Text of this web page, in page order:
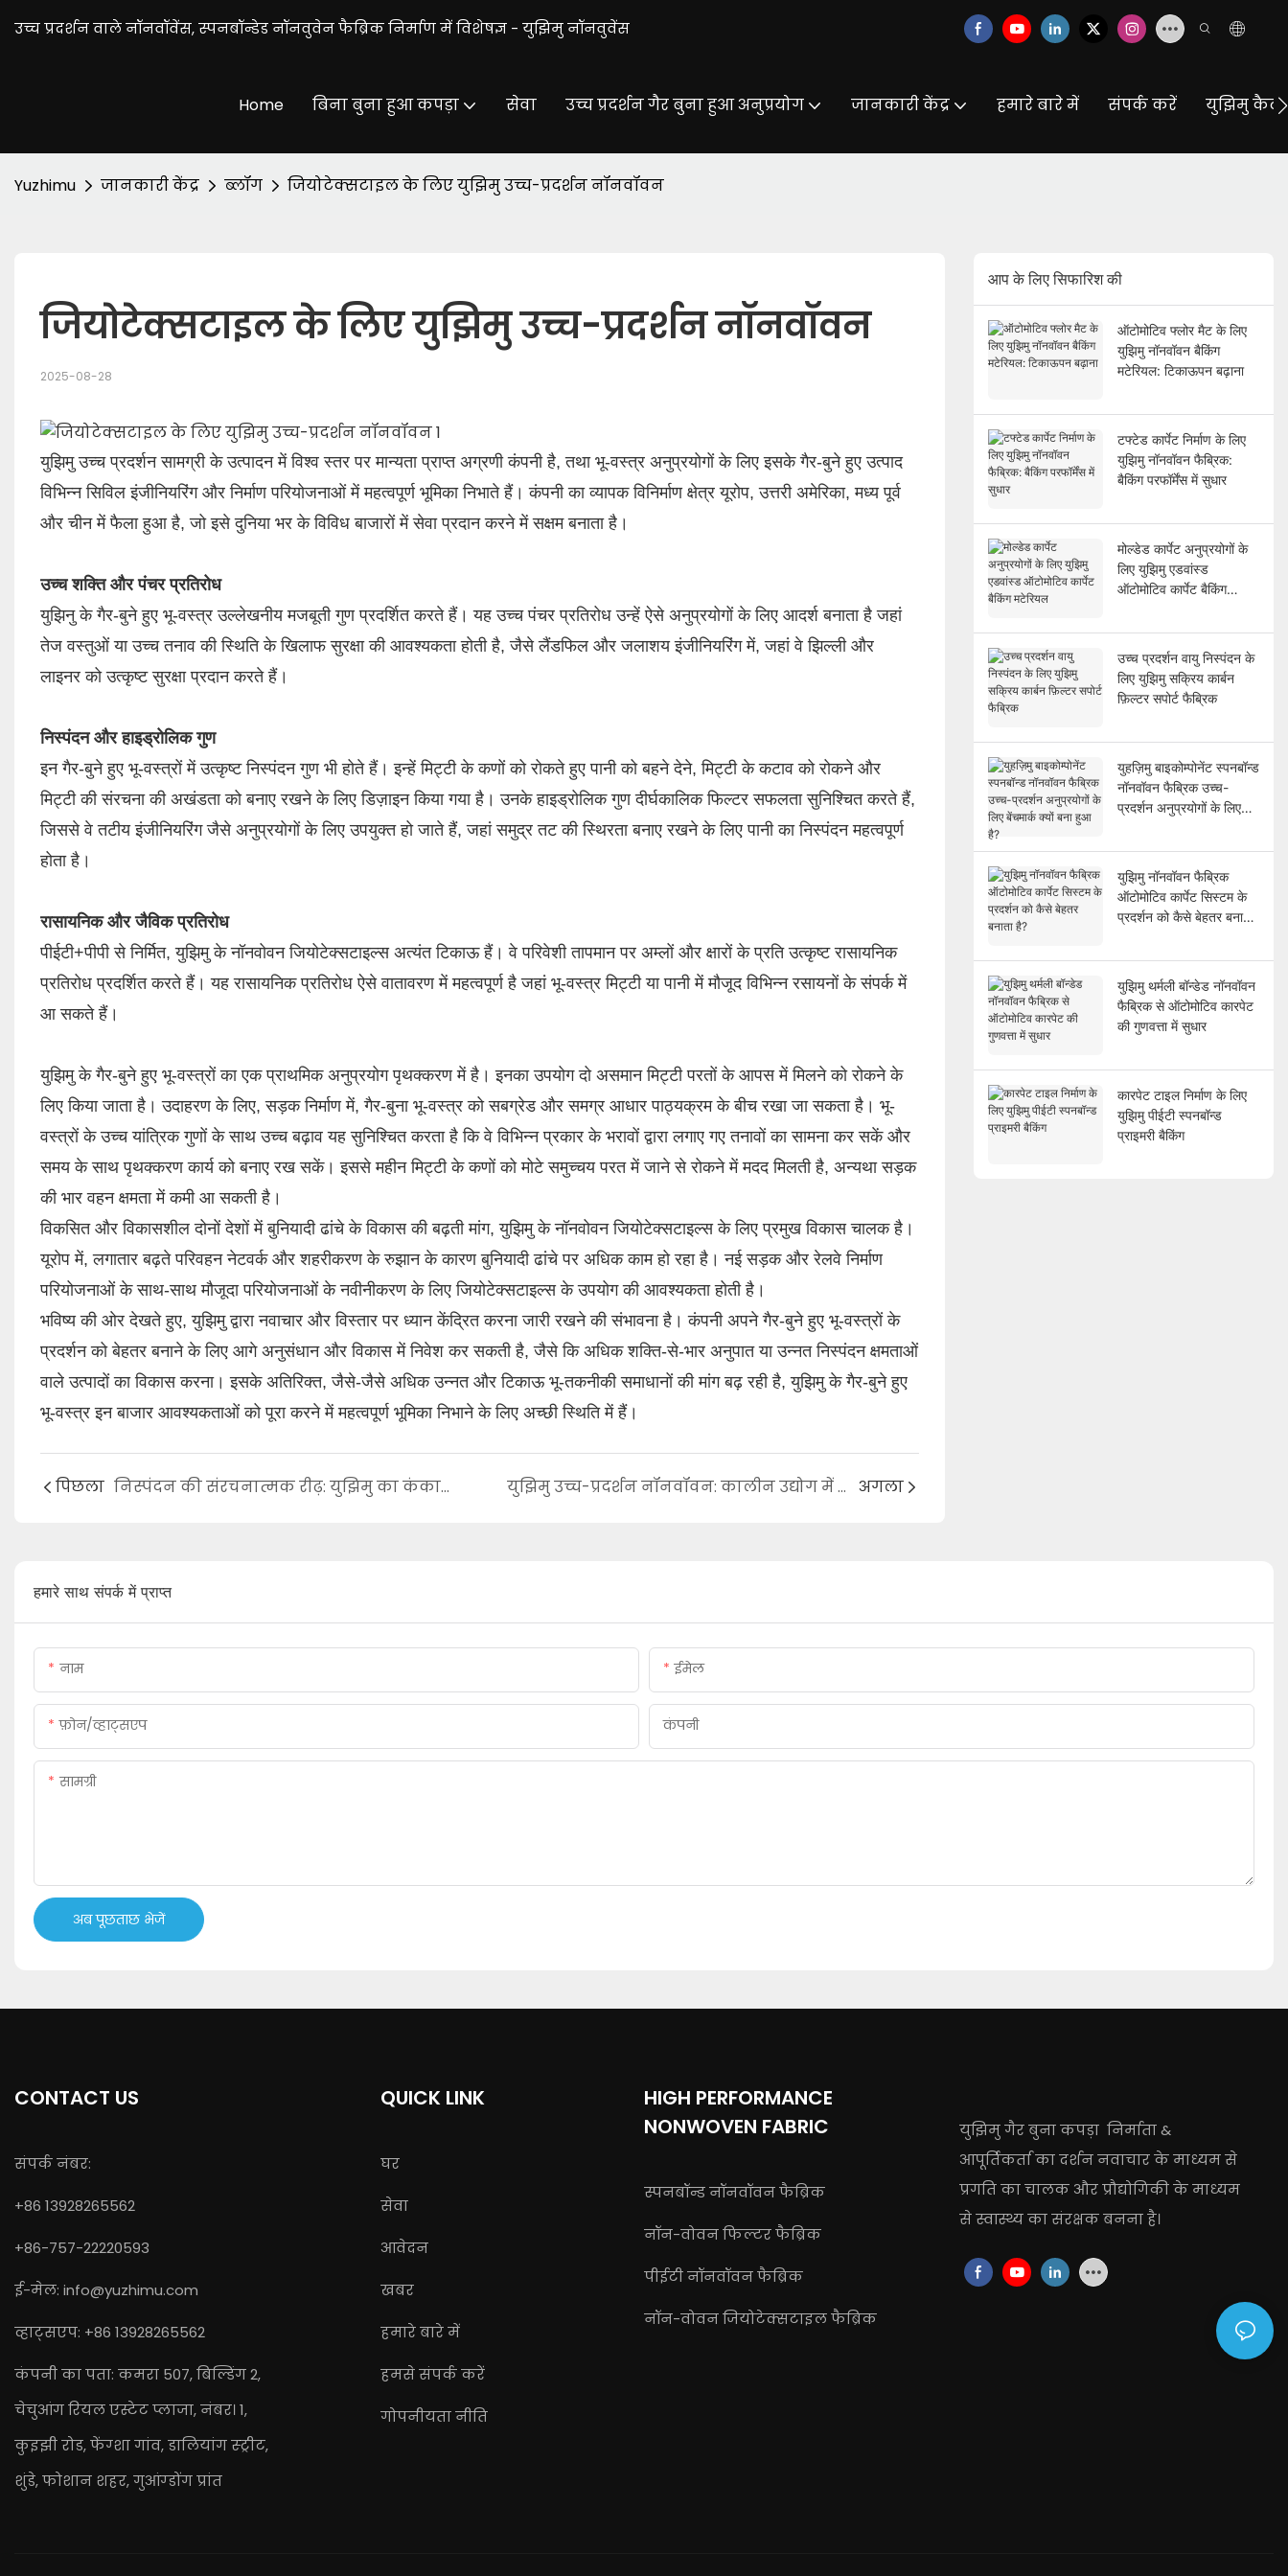
उच्च प्रदर्शन वाले नॉनवॉवेंस, स्पनबॉन्डेड नॉनवुवेन फैब्रिक निर्माण में विशेषज्ञ - युझिमु नॉनवुवेंस
Home बिना बुना हुआ कपड़ा सेवा उच्च प्रदर्शन गैर बुना हुआ अनुप्रयोग जानकारी केंद्र हमारे बारे में संपर्क करें युझिमु
Yuzhimu जानकारी केंद्र ब्लॉग जियोटेक्सटाइल के लिए युझिमु उच्च-प्रदर्शन नॉनवॉवन
जियोटेक्सटाइल के लिए युझिमु उच्च-प्रदर्शन नॉनवॉवन
2025-08-28
युझिमु उच्च प्रदर्शन सामग्री के उत्पादन में विश्व स्तर पर मान्यता प्राप्त अग्रणी कंपनी है, तथा भू-वस्त्र अनुप्रयोगों के लिए इसके गैर-बुने हुए उत्पाद
विभिन्न सिविल इंजीनियरिंग और निर्माण परियोजनाओं में महत्वपूर्ण भूमिका निभाते हैं। कंपनी का व्यापक विनिर्माण क्षेत्र यूरोप, उत्तरी अमेरिका, मध्य पूर्व
और चीन में फैला हुआ है, जो इसे दुनिया भर के विविध बाजारों में सेवा प्रदान करने में सक्षम बनाता है।
उच्च शक्ति और पंचर प्रतिरोध
युझिनु के गैर-बुने हुए भू-वस्त्र उल्लेखनीय मजबूती गुण प्रदर्शित करते हैं। यह उच्च पंचर प्रतिरोध उन्हें ऐसे अनुप्रयोगों के लिए आदर्श बनाता है जहां
तेज वस्तुओं या उच्च तनाव की स्थिति के खिलाफ सुरक्षा की आवश्यकता होती है, जैसे लैंडफिल और जलाशय इंजीनियरिंग में, जहां वे झिल्ली और
लाइनर को उत्कृष्ट सुरक्षा प्रदान करते हैं।
निस्पंदन और हाइड्रोलिक गुण
इन गैर-बुने हुए भू-वस्त्रों में उत्कृष्ट निस्पंदन गुण भी होते हैं। इन्हें मिट्टी के कणों को रोकते हुए पानी को बहने देने, मिट्टी के कटाव को रोकने और
मिट्टी की संरचना की अखंडता को बनाए रखने के लिए डिज़ाइन किया गया है। उनके हाइड्रोलिक गुण दीर्घकालिक फिल्टर सफलता सुनिश्चित करते हैं,
जिससे वे तटीय इंजीनियरिंग जैसे अनुप्रयोगों के लिए उपयुक्त हो जाते हैं, जहां समुद्र तट की स्थिरता बनाए रखने के लिए पानी का निस्पंदन महत्वपूर्ण
होता है।
रासायनिक और जैविक प्रतिरोध
पीईटी+पीपी से निर्मित, युझिमु के नॉनवोवन जियोटेक्सटाइल्स अत्यंत टिकाऊ हैं। वे परिवेशी तापमान पर अम्लों और क्षारों के प्रति उत्कृष्ट रासायनिक
प्रतिरोध प्रदर्शित करते हैं। यह रासायनिक प्रतिरोध ऐसे वातावरण में महत्वपूर्ण है जहां भू-वस्त्र मिट्टी या पानी में मौजूद विभिन्न रसायनों के संपर्क में
आ सकते हैं।
युझिमु के गैर-बुने हुए भू-वस्त्रों का एक प्राथमिक अनुप्रयोग पृथक्करण में है। इनका उपयोग दो असमान मिट्टी परतों के आपस में मिलने को रोकने के
लिए किया जाता है। उदाहरण के लिए, सड़क निर्माण में, गैर-बुना भू-वस्त्र को सबग्रेड और समग्र आधार पाठ्यक्रम के बीच रखा जा सकता है। भू-
वस्त्रों के उच्च यांत्रिक गुणों के साथ उच्च बढ़ाव यह सुनिश्चित करता है कि वे विभिन्न प्रकार के भरावों द्वारा लगाए गए तनावों का सामना कर सकें और
समय के साथ पृथक्करण कार्य को बनाए रख सकें। इससे महीन मिट्टी के कणों को मोटे समुच्चय परत में जाने से रोकने में मदद मिलती है, अन्यथा सड़क
की भार वहन क्षमता में कमी आ सकती है।
विकसित और विकासशील दोनों देशों में बुनियादी ढांचे के विकास की बढ़ती मांग, युझिमु के नॉनवोवन जियोटेक्सटाइल्स के लिए प्रमुख विकास चालक है।
यूरोप में, लगातार बढ़ते परिवहन नेटवर्क और शहरीकरण के रुझान के कारण बुनियादी ढांचे पर अधिक काम हो रहा है। नई सड़क और रेलवे निर्माण
परियोजनाओं के साथ-साथ मौजूदा परियोजनाओं के नवीनीकरण के लिए जियोटेक्सटाइल्स के उपयोग की आवश्यकता होती है।
भविष्य की ओर देखते हुए, युझिमु द्वारा नवाचार और विस्तार पर ध्यान केंद्रित करना जारी रखने की संभावना है। कंपनी अपने गैर-बुने हुए भू-वस्त्रों के
प्रदर्शन को बेहतर बनाने के लिए आगे अनुसंधान और विकास में निवेश कर सकती है, जैसे कि अधिक शक्ति-से-भार अनुपात या उन्नत निस्पंदन क्षमताओं
वाले उत्पादों का विकास करना। इसके अतिरिक्त, जैसे-जैसे अधिक उन्नत और टिकाऊ भू-तकनीकी समाधानों की मांग बढ़ रही है, युझिमु के गैर-बुने हुए
भू-वस्त्र इन बाजार आवश्यकताओं को पूरा करने में महत्वपूर्ण भूमिका निभाने के लिए अच्छी स्थिति में हैं।
पिछला निस्पंदन की संरचनात्मक रीढ़: युझिमु का कंकाल फ़िल्टर नॉनवॉवन युझिमु उच्च-प्रदर्शन नॉनवॉवन: कालीन उद्योग में बदलाव अगला
आप के लिए सिफारिश की
ऑटोमोटिव फ्लोर मैट के लिए
युझिमु नॉनवॉवन बैकिंग
मटेरियल: टिकाऊपन बढ़ाना
टफ्टेड कार्पेट निर्माण के लिए
युझिमु नॉनवॉवन फैब्रिक:
बैकिंग परफॉर्मेंस में सुधार
मोल्डेड कार्पेट अनुप्रयोगों के
लिए युझिमु एडवांस्ड
ऑटोमोटिव कार्पेट बैकिंग
उच्च प्रदर्शन वायु निस्पंदन के
लिए युझिमु सक्रिय कार्बन
फ़िल्टर सपोर्ट फैब्रिक
युहज़िमु बाइकोम्पोनेंट स्पनबॉन्ड
नॉनवॉवन फैब्रिक उच्च-
प्रदर्शन अनुप्रयोगों के लिए
युझिमु नॉनवॉवन फैब्रिक
ऑटोमोटिव कार्पेट सिस्टम के
प्रदर्शन को कैसे बेहतर बनाता
युझिमु थर्मली बॉन्डेड नॉनवॉवन
फैब्रिक से ऑटोमोटिव कारपेट
की गुणवत्ता में सुधार
कारपेट टाइल निर्माण के लिए
युझिमु पीईटी स्पनबॉन्ड
प्राइमरी बैकिंग
हमारे साथ संपर्क में प्राप्त
नाम ईमेल
फ़ोन/व्हाट्सएप कंपनी
सामग्री
अब पूछताछ भेजें
CONTACT US
संपर्क नंबर:
+86 13928265562
+86-757-22220593
ई-मेल: info@yuzhimu.com
व्हाट्सएप: +86 13928265562
कंपनी का पता: कमरा 507, बिल्डिंग 2,
चेचुआंग रियल एस्टेट प्लाजा, नंबर। 1,
कुइझी रोड, फेंग्शा गांव, डालियांग स्ट्रीट,
शुंडे, फोशान शहर, गुआंग्डोंग प्रांत
QUICK LINK
घर
सेवा
आवेदन
खबर
हमारे बारे में
हमसे संपर्क करें
गोपनीयता नीति
HIGH PERFORMANCE
NONWOVEN FABRIC
स्पनबॉन्ड नॉनवॉवन फैब्रिक
नॉन-वोवन फिल्टर फैब्रिक
पीईटी नॉनवॉवन फैब्रिक
नॉन-वोवन जियोटेक्सटाइल फैब्रिक
युझिमु गैर बुना कपड़ा निर्माता&
आपूर्तिकर्ताका दर्शन नवाचार के माध्यम से
प्रगति का चालक और प्रौद्योगिकी के माध्यम
से स्वास्थ्य का संरक्षक बनना है।